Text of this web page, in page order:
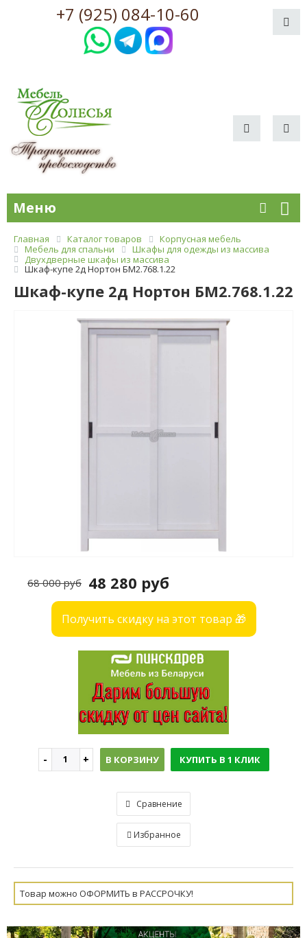
+7 (925) 084-10-60
Меню
Главная Каталог товаров
Корпусная мебель
Мебель для спальни
Шкафы для одежды из массива
Двухдверные шкафы из массива
Шкаф-купе 2д Нортон БМ2.768.1.22
Шкаф-купе 2д Нортон БМ2.768.1.22
48 280 руб
68 000 руб
Получить скидку на этот товар 🎁
В КОРЗИНУ КУПИТЬ В 1 КЛИК
Сравнение
Избранное
Товар можно ОФОРМИТЬ в РАССРОЧКУ!